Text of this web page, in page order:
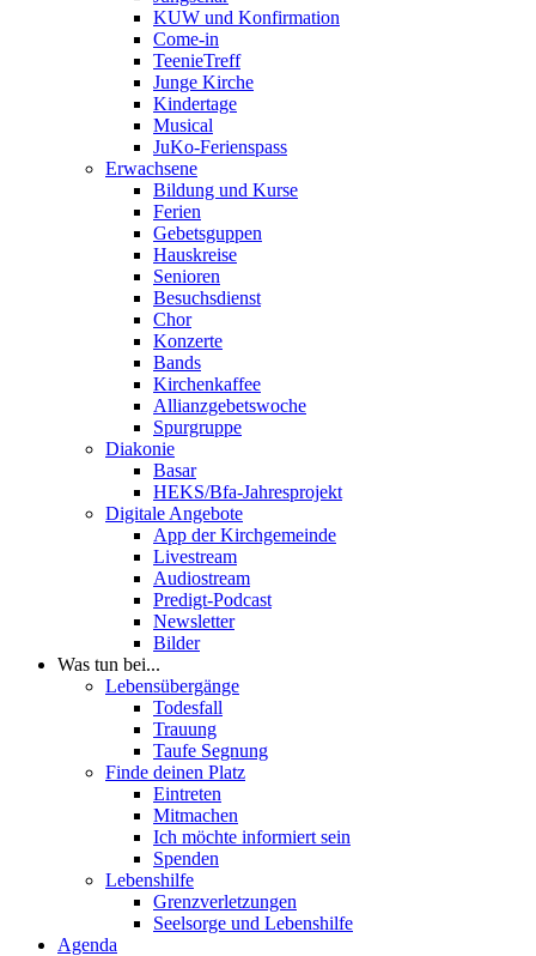
KUW und Konfirmation
Come-in
TeenieTreff
Junge Kirche
Kindertage
Musical
JuKo-Ferienspass
Erwachsene
Bildung und Kurse
Ferien
Gebetsguppen
Hauskreise
Senioren
Besuchsdienst
Chor
Konzerte
Bands
Kirchenkaffee
Allianzgebetswoche
Spurgruppe
Diakonie
Basar
HEKS/Bfa-Jahresprojekt
Digitale Angebote
App der Kirchgemeinde
Livestream
Audiostream
Predigt-Podcast
Newsletter
Bilder
Was tun bei...
Lebensübergänge
Todesfall
Trauung
Taufe Segnung
Finde deinen Platz
Eintreten
Mitmachen
Ich möchte informiert sein
Spenden
Lebenshilfe
Grenzverletzungen
Seelsorge und Lebenshilfe
Agenda